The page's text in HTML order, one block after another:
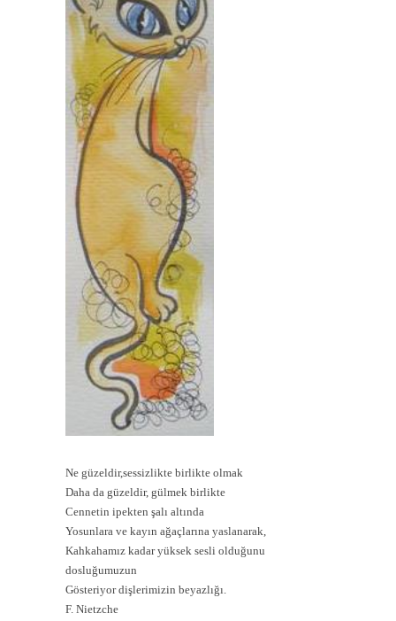
Ne güzeldir,sessizlikte birlikte olmak
Daha da güzeldir, gülmek birlikte
Cennetin ipekten şalı altında
Yosunlara ve kayın ağaçlarına yaslanarak,
Kahkahamız kadar yüksek sesli olduğunu
dosluğumuzun
Gösteriyor dişlerimizin beyazlığı.
F. Nietzche